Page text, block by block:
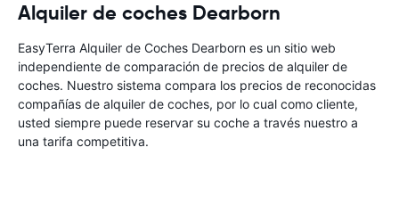
Alquiler de coches Dearborn
EasyTerra Alquiler de Coches Dearborn es un sitio web
independiente de comparación de precios de alquiler de
coches. Nuestro sistema compara los precios de reconocidas
compañías de alquiler de coches, por lo cual como cliente,
usted siempre puede reservar su coche a través nuestro a
una tarifa competitiva.